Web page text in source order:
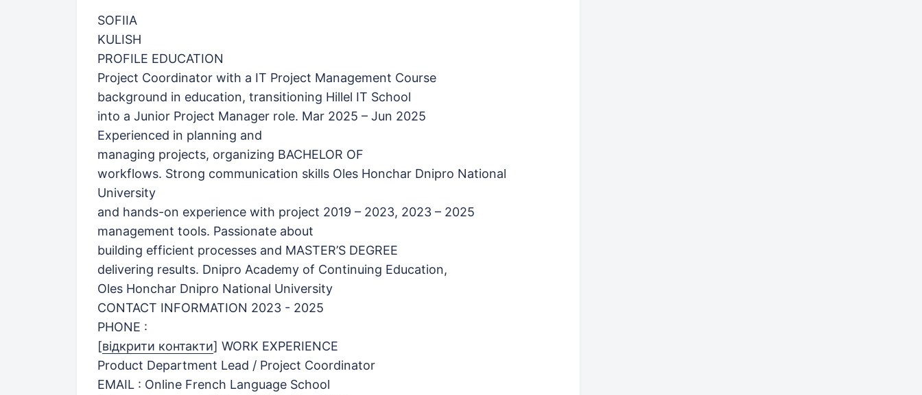
SOFIIA
KULISH
PROFILE EDUCATION
Project Coordinator with a IT Project Management Course
background in education, transitioning Hillel IT School
into a Junior Project Manager role. Mar 2025 – Jun 2025
Experienced in planning and
managing projects, organizing BACHELOR OF
workflows. Strong communication skills Oles Honchar Dnipro National
University
and hands-on experience with project 2019 – 2023, 2023 – 2025
management tools. Passionate about
building efficient processes and MASTER’S DEGREE
delivering results. Dnipro Academy of Continuing Education,
Oles Honchar Dnipro National University
CONTACT INFORMATION 2023 - 2025
PHONE :
[відкрити контакти] WORK EXPERIENCE
Product Department Lead / Project Coordinator
EMAIL : Online French Language School